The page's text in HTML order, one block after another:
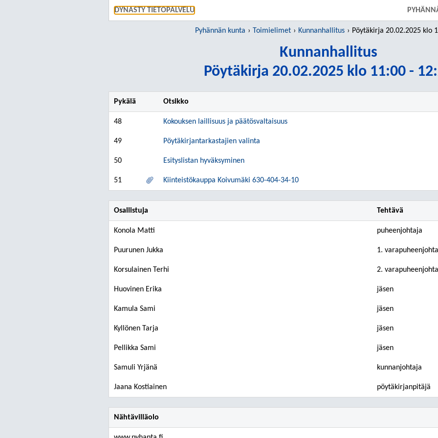
DYNASTY TIETOPALVELU
Pyhännän kunta Toimielimet Kunnanhallitus Pöytäkirja 20.02.2025 klo 11:00
Kunnanhallitus
Pöytäkirja 20.02.2025 klo 11:00 -
Pykälä Otsikko
48 Kokouksen laillisuus ja päätösvaltaisuus
49 Pöytäkirjantarkastajien valinta
50 Esityslistan hyväksyminen
51 Kiinteistökauppa Koivumäki 630-404-34-10
Osallistuja Tehtävä
Konola Matti puheenjohtaja
Puurunen Jukka 1.
Korsulainen Terhi 2.
Huovinen Erika jäsen
Kamula Sami jäsen
Kyllönen Tarja jäsen
Pellikka Sami jäsen
Samuli Yrjänä kunnanjohtaja
Jaana Kostiainen pöytäkirjanpitäjä
Nähtävilläolo